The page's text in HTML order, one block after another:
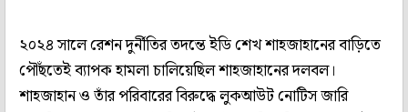
২০২৪ সালে রেশন দুর্নীতির তদন্তে ইডি শেখ শাহজাহানের বাড়িতে
পৌঁছতেই ব্যাপক হামলা চালিয়েছিল শাহজাহানের দলবল।
শাহজাহান ও তাঁর পরিবারের বিরুদ্ধে লুকআউট নোটিস জারি